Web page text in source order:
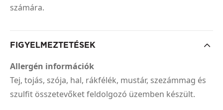
számára.
FIGYELMEZTETÉSEK
Allergén információk
Tej, tojás, szója, hal, rákfélék, mustár, szezámmag és
szulfit összetevőket feldolgozó üzemben készült.